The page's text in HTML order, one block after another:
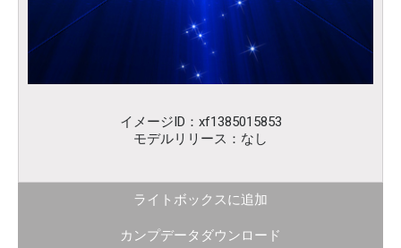
イメージID：xf1385015853
モデルリリース：なし
ライトボックスに追加
カンプデータダウンロード